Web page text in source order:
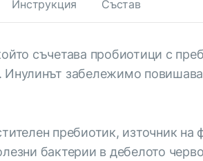
Инструкция Състав
съчетава пробиотици с
забележимо повишава
пребиотик, източник
бактерии в дебелото